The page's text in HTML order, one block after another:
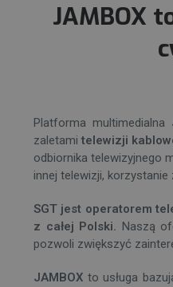
JAMBOX
Platforma multimedialna
zaletamitelewizji
odbiornika telewizyjnego
innej telewizji,
SGT jest operatorem
z całej Polski. Naszą
pozwoli zwiększyć
JAMBOX to usługa